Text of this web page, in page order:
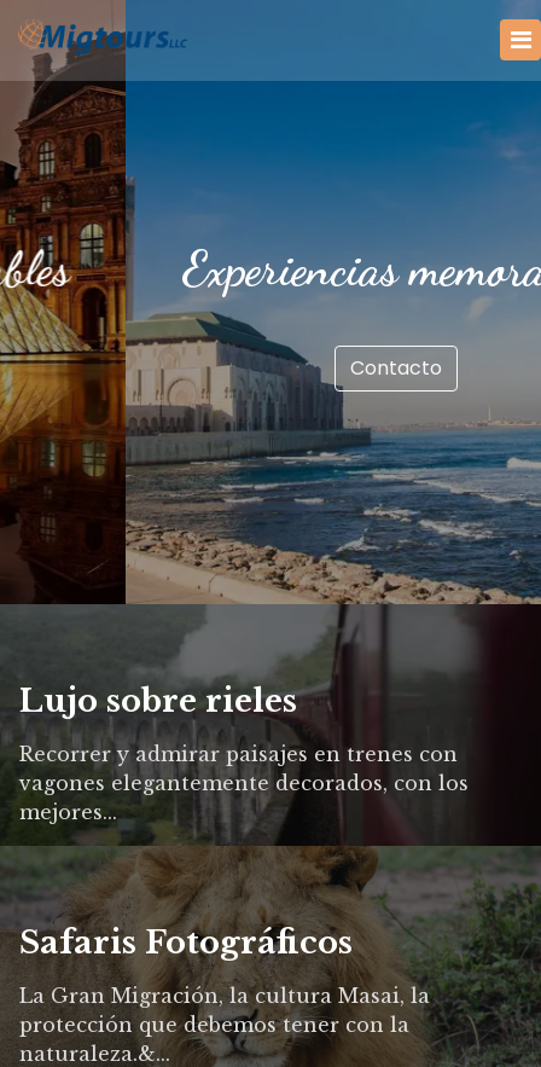
Experiencias memorables
Contacto
Lujo sobre rieles
Recorrer y admirar paisajes en trenes con
vagones elegantemente decorados, con los
mejores...
Safaris Fotográficos
La Gran Migración, la cultura Masai, la
protección que debemos tener con la
naturaleza.&...